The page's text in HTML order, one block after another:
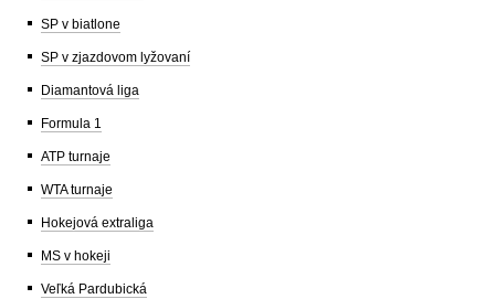
SP v biatlone
SP v zjazdovom lyžovaní
Diamantová liga
Formula 1
ATP turnaje
WTA turnaje
Hokejová extraliga
MS v hokeji
Veľká Pardubická